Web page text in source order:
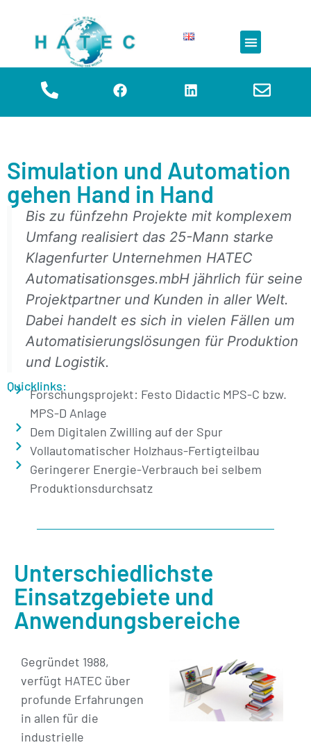
Simulation und Automation
gehen Hand in Hand
Bis zu fünfzehn Projekte mit komplexem
Umfang realisiert das 25-Mann starke
Klagenfurter Unternehmen HATEC
Automatisationsges.mbH jährlich für seine
Projektpartner und Kunden in aller Welt.
Dabei handelt es sich in vielen Fällen um
Automatisierungslösungen für Produktion
und Logistik.
Quicklinks:
Forschungsprojekt: Festo Didactic MPS-C bzw.
MPS-D Anlage
Dem Digitalen Zwilling auf der Spur
Vollautomatischer Holzhaus-Fertigteilbau
Geringerer Energie-Verbrauch bei selbem
Produktionsdurchsatz
Unterschiedlichste
Einsatzgebiete und
Anwendungsbereiche
Gegründet 1988,
verfügt HATEC über
profunde Erfahrungen
in allen für die
industrielle